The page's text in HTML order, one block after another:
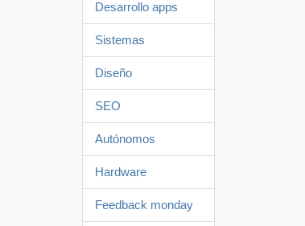
Desarrollo apps
Sistemas
Diseño
SEO
Autónomos
Hardware
Feedback monday